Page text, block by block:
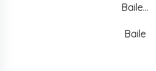
Baile…
Baile